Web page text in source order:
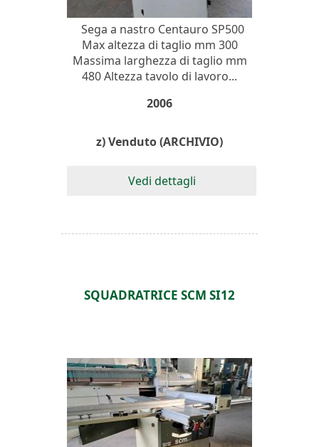
Sega a nastro Centauro SP500
Max altezza di taglio mm 300
Massima larghezza di taglio mm
480 Altezza tavolo di lavoro...
2006
z) Venduto (ARCHIVIO)
Vedi dettagli
SQUADRATRICE SCM SI12